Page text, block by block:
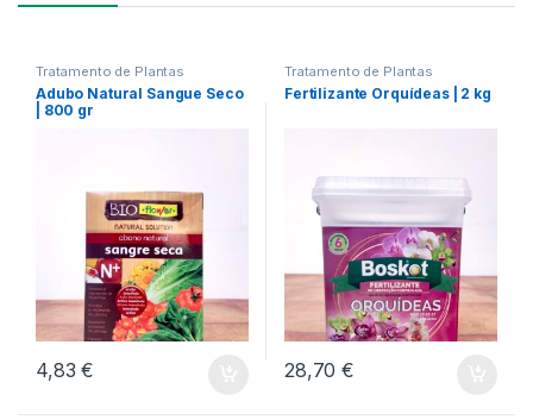
Tratamento de Plantas
Adubo Natural Sangue Seco
| 800 gr
4,83€
Tratamento de Plantas
Fertilizante Orquídeas | 2 kg
28,70€